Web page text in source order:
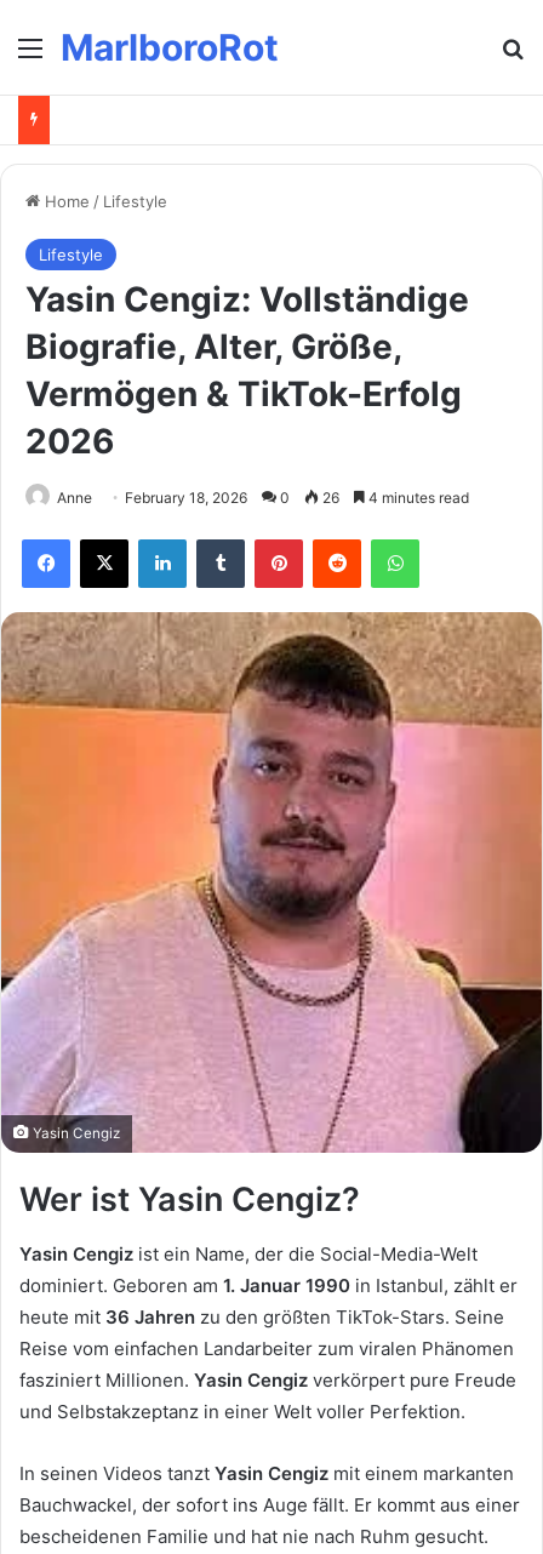
MenuMarlboroRot
Home / Lifestyle
Lifestyle
Yasin Cengiz: Vollständige
Biografie, Alter, Größe,
Vermögen & TikTok-Erfolg
2026
Anne February 18, 2026 0 26 4 minutes read
Facebook
X LinkedInTumblr PinterestReddit WhatsApp
Yasin Cengiz
Wer ist Yasin Cengiz?
Yasin Cengiz ist ein Name, der die Social-Media-Welt
dominiert. Geboren am 1. Januar 1990 in Istanbul, zählt er
heute mit 36 Jahren zu den größten TikTok-Stars. Seine
Reise vom einfachen Landarbeiter zum viralen Phänomen
fasziniert Millionen. Yasin Cengiz verkörpert pure Freude
und Selbstakzeptanz in einer Welt voller Perfektion.
In seinen Videos tanzt Yasin Cengiz mit einem markanten
Bauchwackel, der sofort ins Auge fällt. Er kommt aus einer
bescheidenen Familie und hat nie nach Ruhm gesucht.